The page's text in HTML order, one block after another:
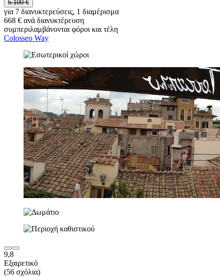
5.100 €
για 7 διανυκτερεύσεις, 1 διαμέρισμα
668 € ανά διανυκτέρευση
συμπεριλαμβάνονται φόροι και τέλη
Colosseo Way
9,8
Εξαιρετικό
(56 σχόλια)